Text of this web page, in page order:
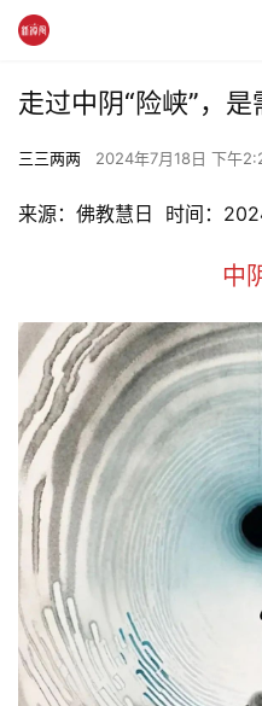
走过中阴“险峡”，
三三两两 2024年7月18日 下午
来源：佛教慧日  时间：
中